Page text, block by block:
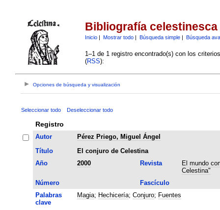
Bibliografía celestinesca
Inicio| Mostrar todo| Búsqueda simple| Búsqueda
1–1 de 1 registro encontrado(s) con los
(RSS):
Opciones de búsqueda y visualización
Seleccionar todo Deseleccionar todo
Registro
Autor
Pérez Priego, Miguel Ángel
Título
El conjuro de Celestina
Año
2000 Revista
El mundo
Celestina"
Número
Fascículo
Palabras
clave
Magia; Hechicería; Conjuro; Fuentes